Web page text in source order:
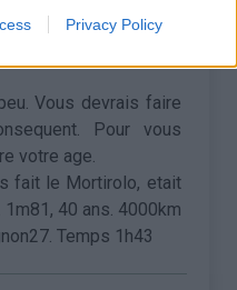
Privacy Policy
Vous devrais faire
Pour vous
votre age.
fait le Mortirolo, etait
40 ans. 4000km
Temps 1h43